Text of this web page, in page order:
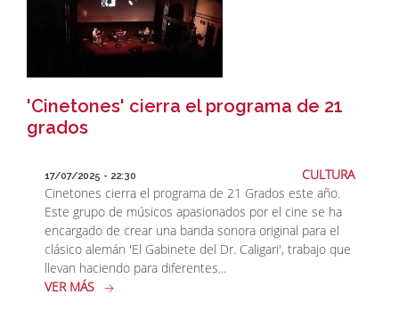
'Cinetones' cierra el programa de 21
grados
17/07/2025 - 22:30
CULTURA
Cinetones cierra el programa de 21 Grados este año.
Este grupo de músicos apasionados por el cine se ha
encargado de crear una banda sonora original para el
clásico alemán 'El Gabinete del Dr. Caligari', trabajo que
llevan haciendo para diferentes...
VER MÁS